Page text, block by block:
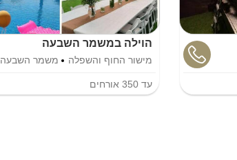
הוילה במשמר השבעה
מישור החוף והשפלה משמר השבעה
עד 350אורחים